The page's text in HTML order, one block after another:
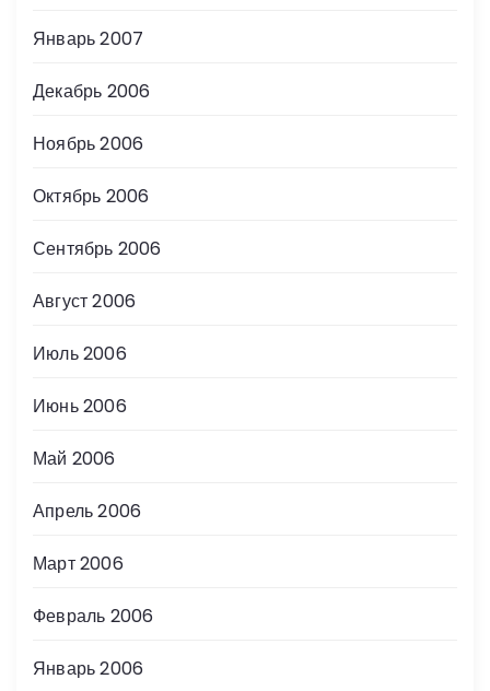
Январь 2007
Декабрь 2006
Ноябрь 2006
Октябрь 2006
Сентябрь 2006
Август 2006
Июль 2006
Июнь 2006
Май 2006
Апрель 2006
Март 2006
Февраль 2006
Январь 2006